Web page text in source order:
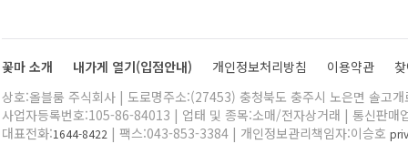
꽃마 소개 내가게 열기(입점안내) 개인정보처리방침 이용약관
상호:올블룸 주식회사 | 도로명주소:(27453) 충청북도 충주시 노은면 솔고
사업자등록번호:105-86-84013 | 업태 및 종목:소매/전자상거래 | 통신판매
대표전화:1644-8422 | 팩스:043-853-3384 | 개인정보관리책임자:이승호